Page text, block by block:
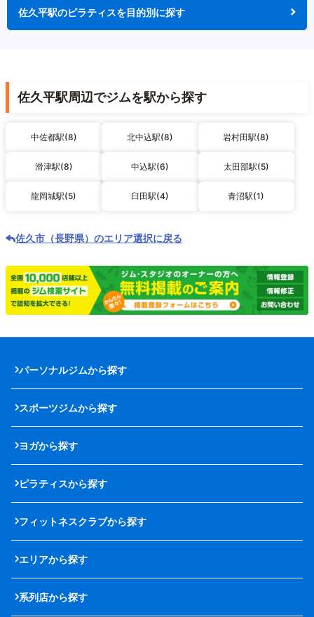
佐久平駅のピラティスを目的別に探す
佐久平駅周辺でジムを駅から探す
中佐都駅(8) 北中込駅(8) 岩村田駅(8)
滑津駅(8) 中込駅(6) 太田部駅(5)
龍岡城駅(5) 臼田駅(4) 青沼駅(1)
佐久市（長野県）のエリア選択に戻る
パーソナルジムから探す
スポーツジムから探す
ヨガから探す
ピラティスから探す
フィットネスクラブから探す
エリアから探す
系列店から探す